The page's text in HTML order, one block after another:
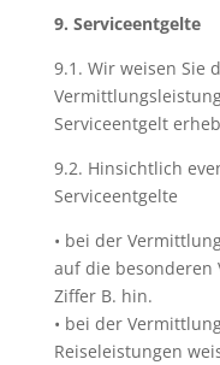
9. Serviceentgelte
9.1. Wir weisen Sie
Serviceentgelt
9.2. Hinsichtlich
Serviceentgelte
• bei der
auf die
Ziffer B. hin.
• bei der
Reiseleistungen